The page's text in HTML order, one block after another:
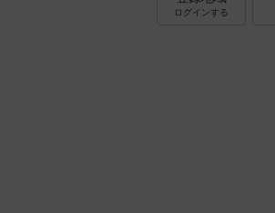
ログインする